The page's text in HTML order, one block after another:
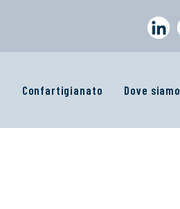
Confartigianato Dove siamo